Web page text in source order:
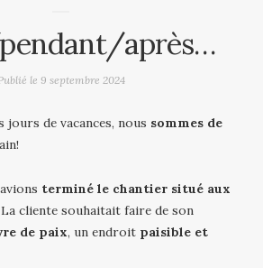
après…
le 9 septembre 2024
jours de vacances, nous sommes de
terminé le chantier situé aux
La cliente souhaitait faire de son
de paix, un endroit paisible et